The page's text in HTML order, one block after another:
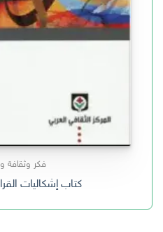
فكر وثقافة
كتاب إشكاليات